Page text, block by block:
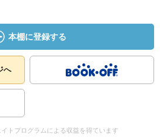
本棚に登録する
へ
トプログラムによる収益を得ています